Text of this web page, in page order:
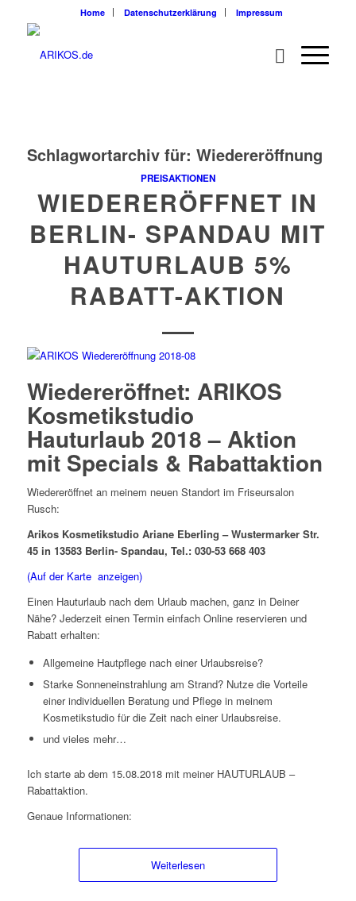
Home Datenschutzerklärung Impressum
Schlagwortarchiv für: Wiedereröffnung
PREISAKTIONEN
WIEDERERÖFFNET IN
BERLIN- SPANDAU MIT
HAUTURLAUB 5%
RABATT-AKTION
Wiedereröffnet: ARIKOS
Kosmetikstudio
Hauturlaub 2018 – Aktion
mit Specials & Rabattaktion
Wiedereröffnet an meinem neuen Standort im Friseursalon
Rusch:
Arikos Kosmetikstudio Ariane Eberling – Wustermarker Str.
45 in 13583 Berlin- Spandau, Tel.: 030-53 668 403
(Auf der Karte anzeigen)
Einen Hauturlaub nach dem Urlaub machen, ganz in Deiner
Nähe? Jederzeit einen Termin einfach Online reservieren und
Rabatt erhalten:
Allgemeine Hautpflege nach einer Urlaubsreise?
Starke Sonneneinstrahlung am Strand? Nutze die Vorteile
einer individuellen Beratung und Pflege in meinem
Kosmetikstudio für die Zeit nach einer Urlaubsreise.
und vieles mehr…
Ich starte ab dem 15.08.2018 mit meiner HAUTURLAUB –
Rabattaktion.
Genaue Informationen:
Weiterlesen